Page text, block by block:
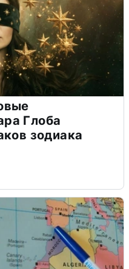
Глоба
зодиака